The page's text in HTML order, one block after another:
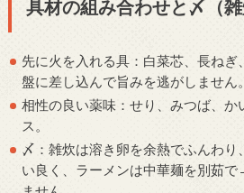
具材の組み合わせと〆（
先に火を入れる具：白菜芯、長ねぎ
盤に差し込んで旨みを逃がしません。
相性の良い薬味：せり、みつば、か
ス。
〆：雑炊は溶き卵を余熱でふんわり
い良く、ラーメンは中華麺を別茹